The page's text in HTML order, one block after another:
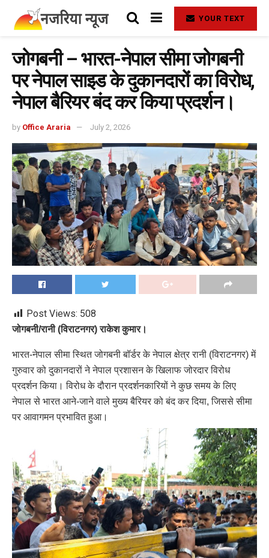
YOUR TEXT
जोगबनी – भारत-नेपाल सीमा जोगबनी
पर नेपाल साइड के दुकानदारों का विरोध,
नेपाल बैरियर बंद कर किया प्रदर्शन।
by Office Araria July 2, 2026
Post Views: 508
जोगबनी/रानी (विराटनगर) राकेश कुमार।
भारत-नेपाल सीमा स्थित जोगबनी बॉर्डर के नेपाल क्षेत्र रानी (विराटनगर) में
गुरुवार को दुकानदारों ने नेपाल प्रशासन के खिलाफ जोरदार विरोध
प्रदर्शन किया। विरोध के दौरान प्रदर्शनकारियों ने कुछ समय के लिए
नेपाल से भारत आने-जाने वाले मुख्य बैरियर को बंद कर दिया, जिससे सीमा
पर आवागमन प्रभावित हुआ।